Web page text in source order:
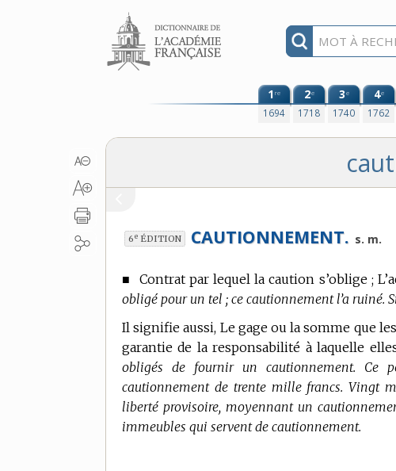
Aller au contenu
1re
1694
2e
1718
3e
1740
4e
1762
6e ÉDITION CAUTIONNEMENT. s. m.
■ Contrat par lequel la caution s’oblige ;
obligé pour un tel ; ce cautionnement l’a ruiné.
Il signifie aussi, Le gage ou la somme que
garantie de la responsabilité à laquelle
obligés de fournir un cautionnement. Ce
cautionnement de trente mille francs. Vingt
liberté provisoire, moyennant un
immeubles qui servent de cautionnement.